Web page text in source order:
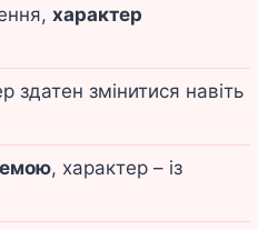
характер
змінитися навіть
, характер – із